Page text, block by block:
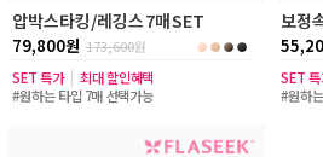
압박스타킹/레깅스 7매 SET
79,800원 173,600원
SET 특가
최대 할인혜택
#원하는 타입 7매 선택가능
보정
SET 특
#원하